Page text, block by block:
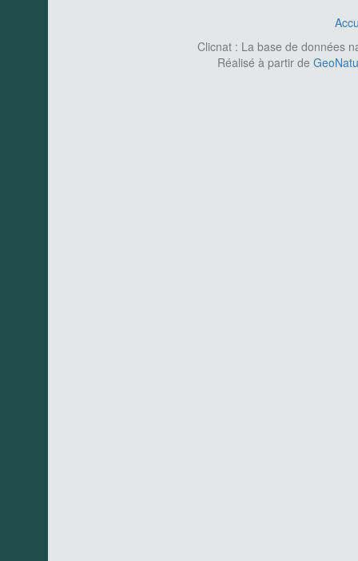
Clicnat : La base de données
Réalisé à partir de